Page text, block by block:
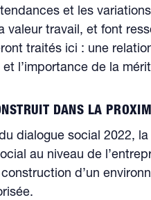
et les
valeur travail, et font
traités ici : une
l’importance de la
DANS LA
dialogue social 2022,
au niveau de
d’un